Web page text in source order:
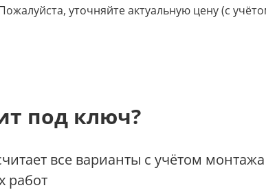
уточняйте актуальную цену (с
под ключ?
все варианты с учётом
работ